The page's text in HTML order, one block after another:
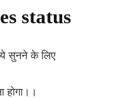
status
सुनने के लिए
होगा।।